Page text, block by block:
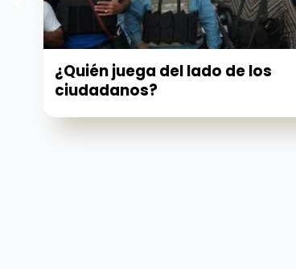
¿Quién juega del lado de los
ciudadanos?